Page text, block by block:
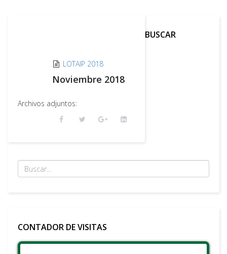
LOTAIP 2018
Noviembre 2018
Archivos adjuntos:
BUSCAR
CONTADOR DE VISITAS